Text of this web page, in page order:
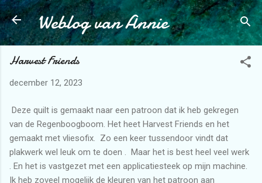
Doorgaan naar hoofdcontent
Weblog van Annie
Harvest Friends
december 12, 2023
Deze quilt is gemaakt naar een patroon dat ik heb gekregen
van de Regenboogboom. Het heet Harvest Friends en het
gemaakt met vliesofix. Zo een keer tussendoor vindt dat
plakwerk wel leuk om te doen . Maar het is best heel veel werk
. En het is vastgezet met een applicatiesteek op mijn machine.
Ik heb zoveel mogelijk de kleuren van het patroon aan